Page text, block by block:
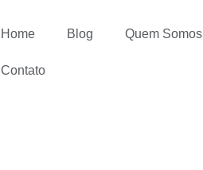
Home Blog Quem Somos
Contato